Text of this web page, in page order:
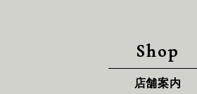
Shop
店舗案内